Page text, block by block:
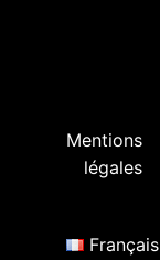
Mentions
légales
Français